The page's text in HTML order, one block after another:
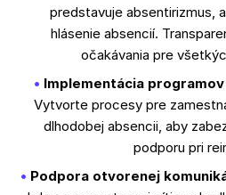
predstavuje absentirizmus,
hlásenie absencií.
očakávania pre
Implementácia
Vytvorte procesy pre
dlhodobej absencii, aby
podporu pri
Podpora otvorenej